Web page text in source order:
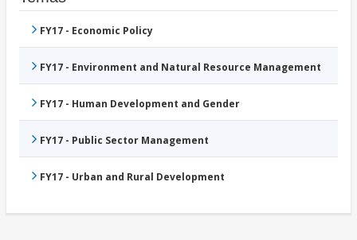
FY17 - Economic Policy
FY17 - Environment and Natural Resource Management
FY17 - Human Development and Gender
FY17 - Public Sector Management
FY17 - Urban and Rural Development